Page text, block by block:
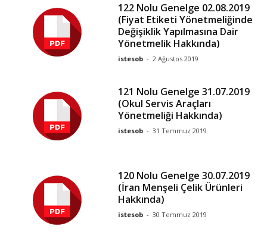
122 Nolu Genelge 02.08.2019
(Fiyat Etiketi Yönetmeliğinde
Değişiklik Yapılmasına Dair
Yönetmelik Hakkında)
istesob - 2 Ağustos 2019
121 Nolu Genelge 31.07.2019
(Okul Servis Araçları
Yönetmeliği Hakkında)
istesob - 31 Temmuz 2019
120 Nolu Genelge 30.07.2019
(İran Menşeli Çelik Ürünleri
Hakkında)
istesob - 30 Temmuz 2019